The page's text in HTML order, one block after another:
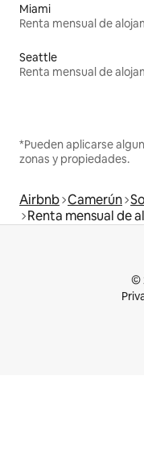
Miami
Seattle
*Pueden aplicarse
zonas y propiedades.
Airbnb Camerún
Renta mensual de
©